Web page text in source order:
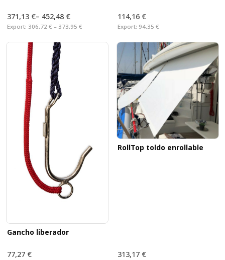
371,13 €– 452,48 €
Export: 306,72 € – 373,95 €
114,16 €
Export: 94,35 €
Gancho liberador
77,27 €
RollTop toldo enrollable
313,17 €